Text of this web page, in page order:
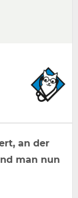
an der
man nun